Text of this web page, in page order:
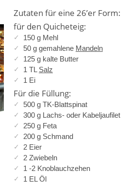
Zutaten für eine 26’er Form:
für den Quicheteig:
150 g Mehl
50 g gemahlene Mandeln
125 g kalte Butter
1 TL Salz
1 Ei
Für die Füllung:
500 g TK-Blattspinat
300 g Lachs- oder Kabeljaufilet
250 g Feta
200 g Schmand
2 Eier
2 Zwiebeln
1 -2 Knoblauchzehen
1 EL Öl